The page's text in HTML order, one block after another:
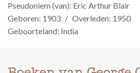
Pseudoniem (van): Eric Arthur Blair
Geboren: 1903 / Overleden: 1950
Geboorteland: India